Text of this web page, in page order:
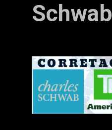
Schwab